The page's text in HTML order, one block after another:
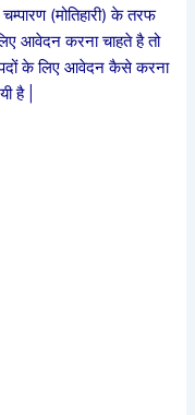
(मोतिहारी) के तरफ
आवेदन करना चाहते है तो
के लिए आवेदन कैसे करना
है |